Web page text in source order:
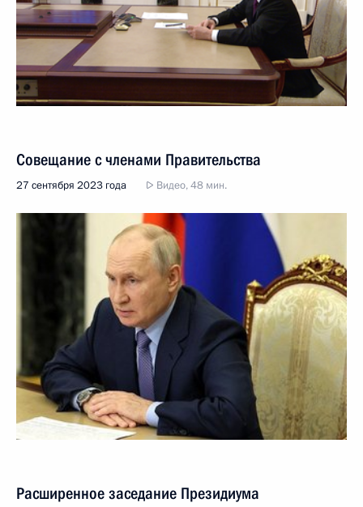
Совещание с членами Правительства
27 сентября 2023 года Видео, 48 мин.
Расширенное заседание Президиума